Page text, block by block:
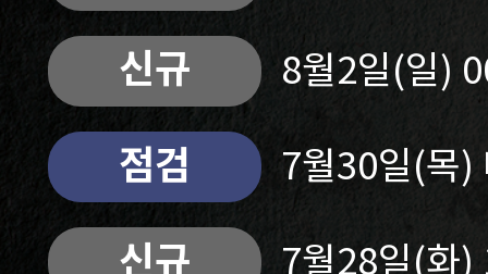
신규 8월2일(일)
점검 7월30일(목)
신규 7월28일(화